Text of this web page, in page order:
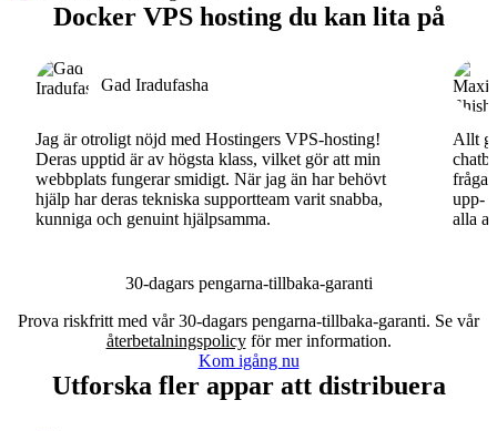
Docker VPS hosting du kan lita på
Gad Iradufasha
Jag är otroligt nöjd med Hostingers VPS-hosting!
Deras upptid är av högsta klass, vilket gör att min
webbplats fungerar smidigt. När jag än har behövt
hjälp har deras tekniska supportteam varit snabba,
kunniga och genuint hjälpsamma.
Allt
fråga.
upp-
alla
30-dagars pengarna-tillbaka-garanti
Prova riskfritt med vår 30-dagars pengarna-tillbaka-garanti. Se vår
återbetalningspolicyför mer information.
Kom igång nu
Utforska fler appar att distribuera